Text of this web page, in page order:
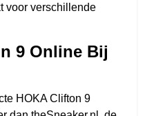
voor verschillende
9 Online Bij
HOKA Clifton 9